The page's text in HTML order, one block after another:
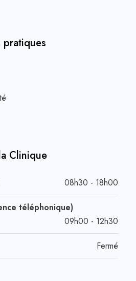
pratiques
Clinique
08h30 - 18h00
téléphonique)
09h00 - 12h30
Fermé